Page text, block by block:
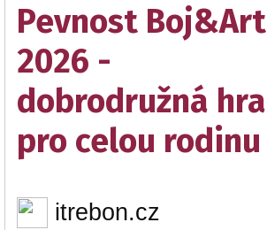
Pevnost Boj&Art
2026 -
dobrodružná hra
pro celou rodinu
itrebon.cz